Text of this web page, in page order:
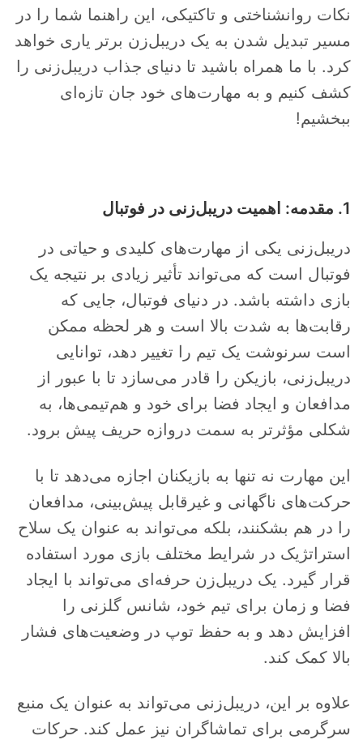
نکات روانشناختی و تاکتیکی، این راهنما شما را در
مسیر تبدیل شدن به یک دریبل‌زن برتر یاری خواهد
کرد. با ما همراه باشید تا دنیای جذاب دریبل‌زنی را
کشف کنیم و به مهارت‌های خود جان تازه‌ای
ببخشیم!
1. مقدمه: اهمیت دریبل‌زنی در فوتبال
دریبل‌زنی یکی از مهارت‌های کلیدی و حیاتی در
فوتبال است که می‌تواند تأثیر زیادی بر نتیجه یک
بازی داشته باشد. در دنیای فوتبال، جایی که
رقابت‌ها به شدت بالا است و هر لحظه ممکن
است سرنوشت یک تیم را تغییر دهد، توانایی
دریبل‌زنی، بازیکن را قادر می‌سازد تا با عبور از
مدافعان و ایجاد فضا برای خود و هم‌تیمی‌ها، به
شکلی مؤثرتر به سمت دروازه حریف پیش برود.
این مهارت نه تنها به بازیکنان اجازه می‌دهد تا با
حرکت‌های ناگهانی و غیرقابل پیش‌بینی، مدافعان
را در هم بشکنند، بلکه می‌تواند به عنوان یک سلاح
استراتژیک در شرایط مختلف بازی مورد استفاده
قرار گیرد. یک دریبل‌زن حرفه‌ای می‌تواند با ایجاد
فضا و زمان برای تیم خود، شانس گلزنی را
افزایش دهد و به حفظ توپ در وضعیت‌های فشار
بالا کمک کند.
علاوه بر این، دریبل‌زنی می‌تواند به عنوان یک منبع
سرگرمی برای تماشاگران نیز عمل کند. حرکات